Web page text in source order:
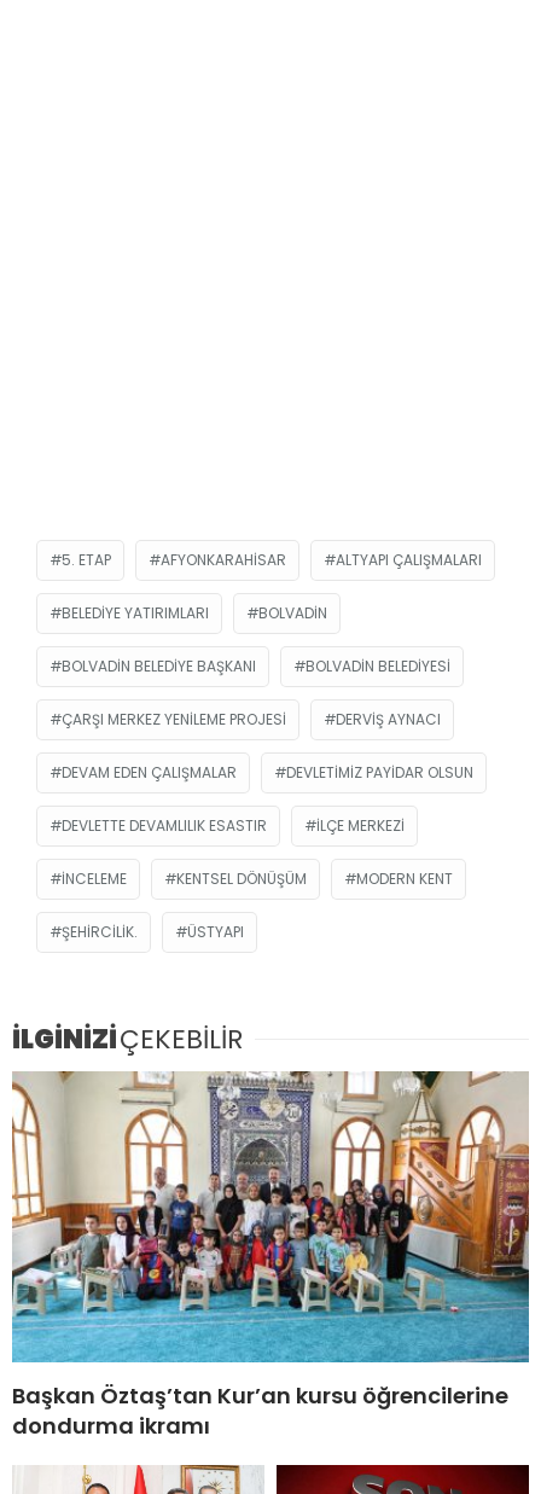
5. ETAP AFYONKARAHISAR ALTYAPI ÇALIŞMALARI
BELEDIYE YATIRIMLARI BOLVADIN
BOLVADIN BELEDIYE BAŞKANI BOLVADIN BELEDIYESI
ÇARŞI MERKEZ YENILEME PROJESI DERVIŞ AYNACI
DEVAM EDEN ÇALIŞMALAR DEVLETIMIZ PAYIDAR OLSUN
DEVLETTE DEVAMLILIK ESASTIR İLÇE MERKEZI
INCELEME KENTSEL DÖNÜŞÜM MODERN KENT
ŞEHIRCILIK. ÜSTYAPI
İLGİNİZİÇEKEBİLİR
Başkan Öztaş’tan Kur’an kursu öğrencilerine
dondurma ikramı